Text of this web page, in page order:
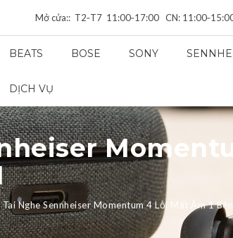
Mở cửa:: T2‑T7 11:00‑17:00 CN:
BEATS BOSE SONY
DỊCH VỤ
Tai Nghe Sennheiser Momentum 4 Lỗi Mất Âm 1